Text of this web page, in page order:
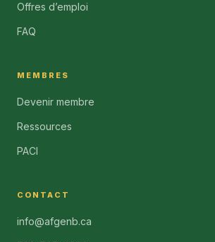
Offres d’emploi
FAQ
MEMBRES
Devenir membre
Ressources
PACI
CONTACT
info@afgenb.ca